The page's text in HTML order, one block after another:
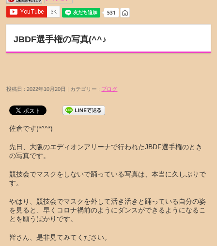
JBDF選手権の写真(^^♪
投稿日 : 2022年10月20日 | カテゴリー : ブログ
佐倉です(*^^*)
先日、大阪のエディオンアリーナで行われたJBDF選手権のとき
の写真です。
競技会でマスクをしないで踊っている写真は、本当に久しぶりで
す。
やはり、競技会でマスクを外して活き活きと踊っている自分の姿
を見ると、早くコロナ禍前のようにダンスができるようになるこ
とを願うばかりです。
皆さん、是非見てみてください。